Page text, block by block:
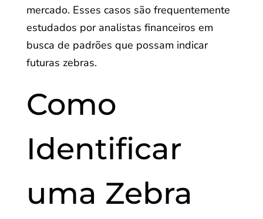
mercado. Esses casos são frequentemente
estudados por analistas financeiros em
busca de padrões que possam indicar
futuras zebras.
Como
Identificar
uma Zebra